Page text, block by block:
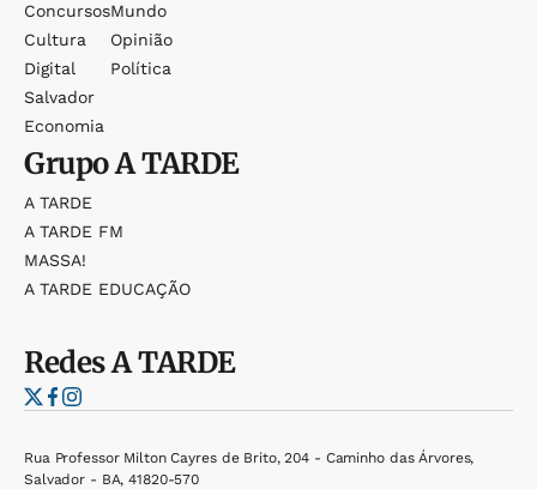
Concursos
Cultura
Digital
Salvador
Economia
Mundo
Opinião
Política
GrupoA TARDE
A TARDE
A TARDE FM
MASSA!
A TARDE EDUCAÇÃO
RedesA TARDE
Rua Professor Milton Cayres de Brito, 204 - Caminho das Árvores,
Salvador - BA, 41820-570